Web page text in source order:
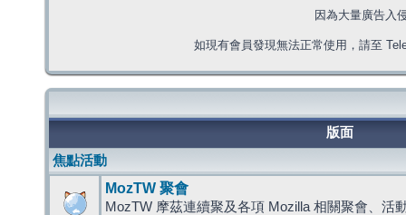
因為大量廣告入
如現有會員發現無法正常使用，請至
版面
焦點活動
MozTW 聚會
MozTW 摩茲連續聚及各項 Mozilla 相關聚會、活